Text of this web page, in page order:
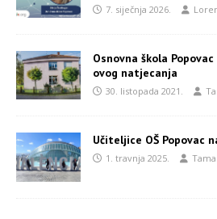
7. siječnja 2026.
Osnovna škola
ovog natjecanja
30. listopada 2021.
Učiteljice OŠ Popovac
1. travnja 2025.